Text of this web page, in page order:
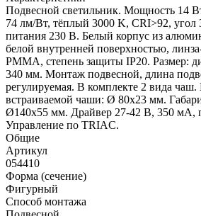
Подвесной светильник. Мощность 14
74 лм/Вт, тёплый 3000 K, CRI>92, угол
питания 230 В. Белый корпус из
белой внутренней поверхностью,
PMMA, степень защиты IP20. Размер:
340 мм. Монтаж подвесной, длина
регулируемая. В комплекте 2 вида чаш.
встраиваемой чаши: Ø 80x23 мм.
Ø140x55 мм. Драйвер 27-42 В, 350 мА,
Управление по TRIAC.
Общие
Артикул
054410
Форма (сечение)
Фигурный
Способ монтажа